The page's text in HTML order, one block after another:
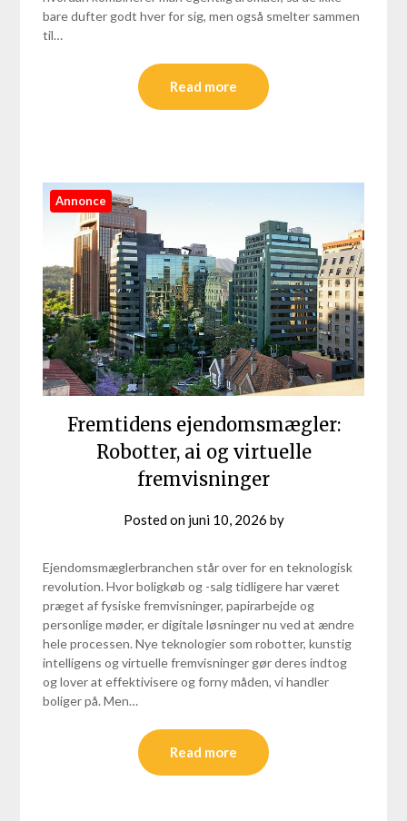
bare dufter godt hver for sig, men også smelter sammen
til…
Read more
Annonce
Fremtidens ejendomsmægler:
Robotter, ai og virtuelle
fremvisninger
Posted on juni 10, 2026 by
Ejendomsmæglerbranchen står over for en teknologisk
revolution. Hvor boligkøb og -salg tidligere har været
præget af fysiske fremvisninger, papirarbejde og
personlige møder, er digitale løsninger nu ved at ændre
hele processen. Nye teknologier som robotter, kunstig
intelligens og virtuelle fremvisninger gør deres indtog
og lover at effektivisere og forny måden, vi handler
boliger på. Men…
Read more